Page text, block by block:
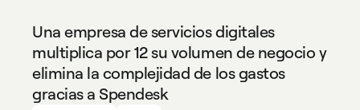
Una empresa de servicios digitales
multiplica por 12 su volumen de negocio y
elimina la complejidad de los gastos
gracias a Spendesk
Isabelle Decomble